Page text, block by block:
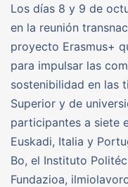
Los días 8 y 9 de
en la reunión
proyecto Erasmus+
para impulsar las
sostenibilidad en las
Superior y de
participantes a siete
Euskadi, Italia y
Bo, el Instituto
Fundazioa,